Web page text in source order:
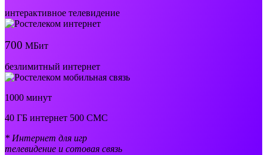
интерактивное телевидение
700 МБит
безлимитный интернет
1000 минут
40 ГБ интернет 500 СМС
* Интернет для игр
телевидение и сотовая связь